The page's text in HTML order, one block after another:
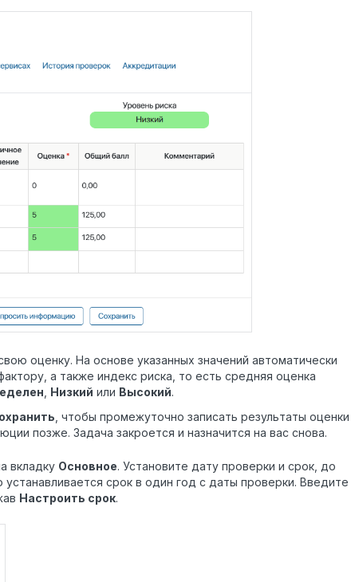
оценку. На основе указанных значений автоматически
а также индекс риска, то есть средняя оценка
Низкий или Высокий.
, чтобы промежуточно записать результаты оценки
позже. Задача закроется и назначится на вас снова.
вкладку Основное. Установите дату проверки и срок, до
срок в один год с даты проверки. Введите
Настроить срок.